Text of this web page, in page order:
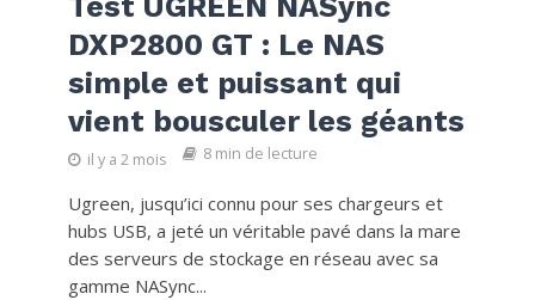
DXP2800 GT : Le NAS
simple et puissant qui
vient bousculer les géants
il y a 2 mois 8 min de lecture
Ugreen, jusqu’ici connu pour ses chargeurs et
hubs USB, a jeté un véritable pavé dans la mare
des serveurs de stockage en réseau avec sa
gamme NASync...